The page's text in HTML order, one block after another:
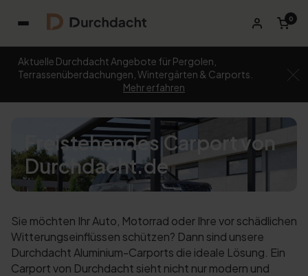
0
Aktuelle Durchdacht Angebote für Pergolen,
Terrassenüberdachungen, Wintergärten & Carports.
Mehr erfahren
Freistehendes Carport von
Durchdacht.de
Sie möchten Ihr Auto, Motorrad oder Ihre vor schädlichen
Witterungseinflüssen schützen? Dann sind unsere
Durchdacht Aluminium-Carports die ideale Lösung. Ein
Carport von Durchdacht sieht nicht nur modern und